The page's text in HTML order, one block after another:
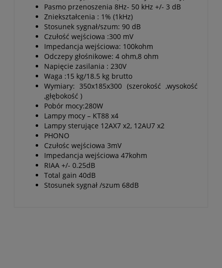
Pasmo przenoszenia 8Hz- 50 kHz +/- 3 dB
Zniekształcenia : 1% (1kHz)
Stosunek sygnał/szum: 90 dB
Czułość wejściowa :300 mV
Impedancja wejściowa: 100kohm
Odczepy głośnikowe: 4 ohm,8 ohm
Napięcie zasilania : 230V
Waga :15 kg/18.5 kg brutto
Wymiary: 350x185x300 (szerokość ,wysokość
,głębokość )
Pobór mocy:280W
Lampy mocy – KT88 x4
Lampy sterujące 12AX7 x2, 12AU7 x2
PHONO
Czułośc wejściowa 3mV
Impedancja wejściowa 47kohm
RIAA +/- 0.25dB
Total gain 40dB
Stosunek sygnał /szum 68dB